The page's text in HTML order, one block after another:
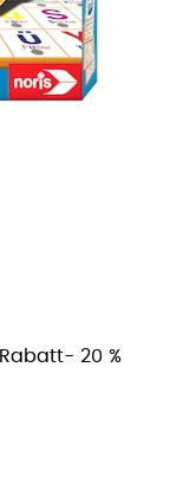
Rabatt- 20 %